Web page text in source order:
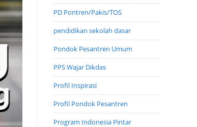
PD Pontren/Pakis/TOS
pendidikan sekolah dasar
Pondok Pesantren Umum
PPS Wajar Dikdas
Profil Inspirasi
Profil Pondok Pesantren
Program Indonesia Pintar